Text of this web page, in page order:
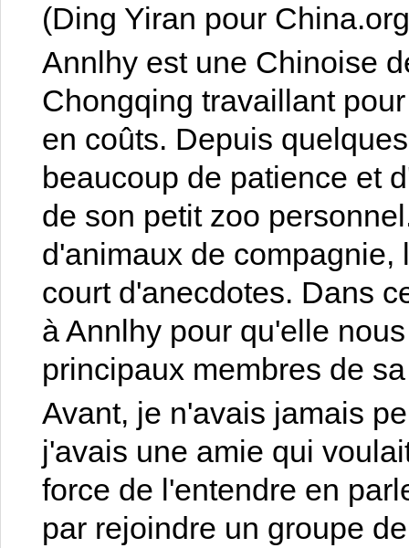
(Ding Yiran pour
Annlhy est une Chinoise
Chongqing travaillant
en coûts. Depuis
beaucoup de patience et
de son petit zoo
d'animaux de
court d'anecdotes. Dans
à Annlhy pour qu'elle
principaux membres de
Avant, je n'avais jamais
j'avais une amie qui
force de l'entendre en
par rejoindre un groupe